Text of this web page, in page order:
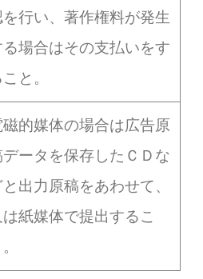
を行い、著作権料が発生
る場合はその支払いをす
と。
磁的媒体の場合は広告原
データを保存したＣＤな
と出力原稿をあわせて、
は紙媒体で提出するこ